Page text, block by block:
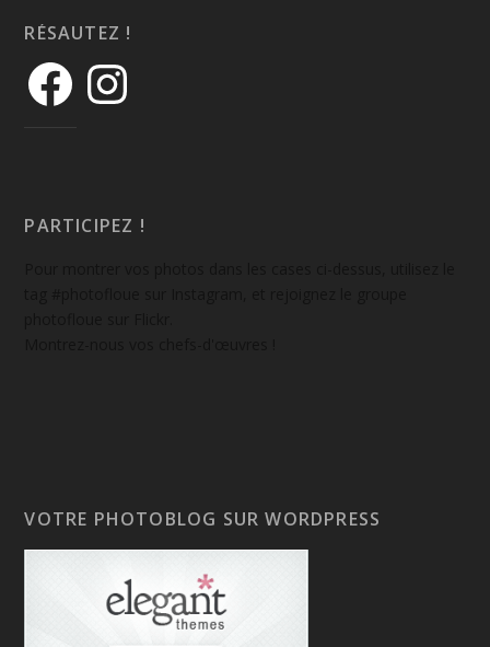
RÉSAUTEZ !
PARTICIPEZ !
VOTRE PHOTOBLOG SUR WORDPRESS